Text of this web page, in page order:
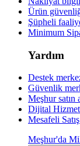
Ürün
Şüpheli
Minimum
Yardım
Destek
Güvenlik
Meşhur satın
Dijital
Mesafeli
Meşhur'da